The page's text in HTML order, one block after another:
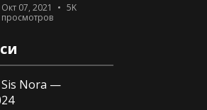
Окт 07, 2021
5K
просмотров
Nora —